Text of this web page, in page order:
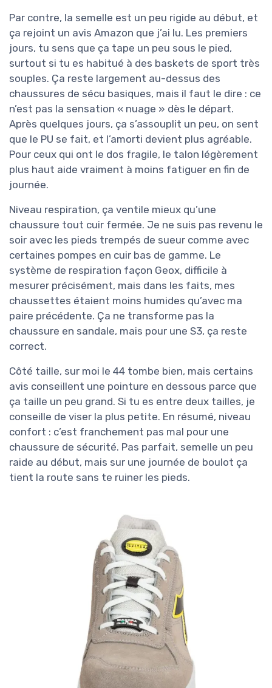
Par contre, la semelle est un peu rigide au début, et
ça rejoint un avis Amazon que j’ai lu. Les premiers
jours, tu sens que ça tape un peu sous le pied,
surtout si tu es habitué à des baskets de sport très
souples. Ça reste largement au-dessus des
chaussures de sécu basiques, mais il faut le dire : ce
n’est pas la sensation « nuage » dès le départ.
Après quelques jours, ça s’assouplit un peu, on sent
que le PU se fait, et l’amorti devient plus agréable.
Pour ceux qui ont le dos fragile, le talon légèrement
plus haut aide vraiment à moins fatiguer en fin de
journée.
Niveau respiration, ça ventile mieux qu’une
chaussure tout cuir fermée. Je ne suis pas revenu le
soir avec les pieds trempés de sueur comme avec
certaines pompes en cuir bas de gamme. Le
système de respiration façon Geox, difficile à
mesurer précisément, mais dans les faits, mes
chaussettes étaient moins humides qu’avec ma
paire précédente. Ça ne transforme pas la
chaussure en sandale, mais pour une S3, ça reste
correct.
Côté taille, sur moi le 44 tombe bien, mais certains
avis conseillent une pointure en dessous parce que
ça taille un peu grand. Si tu es entre deux tailles, je
conseille de viser la plus petite. En résumé, niveau
confort : c’est franchement pas mal pour une
chaussure de sécurité. Pas parfait, semelle un peu
raide au début, mais sur une journée de boulot ça
tient la route sans te ruiner les pieds.